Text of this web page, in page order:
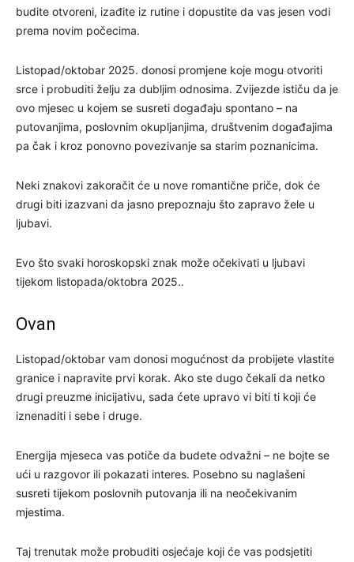
budite otvoreni, izađite iz rutine i dopustite da vas jesen vodi
prema novim počecima.
Listopad/oktobar 2025. donosi promjene koje mogu otvoriti
srce i probuditi želju za dubljim odnosima. Zvijezde ističu da je
ovo mjesec u kojem se susreti događaju spontano – na
putovanjima, poslovnim okupljanjima, društvenim događajima
pa čak i kroz ponovno povezivanje sa starim poznanicima.
Neki znakovi zakoračit će u nove romantične priče, dok će
drugi biti izazvani da jasno prepoznaju što zapravo žele u
ljubavi.
Evo što svaki horoskopski znak može očekivati u ljubavi
tijekom listopada/oktobra 2025..
Ovan
Listopad/oktobar vam donosi mogućnost da probijete vlastite
granice i napravite prvi korak. Ako ste dugo čekali da netko
drugi preuzme inicijativu, sada ćete upravo vi biti ti koji će
iznenaditi i sebe i druge.
Energija mjeseca vas potiče da budete odvažni – ne bojte se
ući u razgovor ili pokazati interes. Posebno su naglašeni
susreti tijekom poslovnih putovanja ili na neočekivanim
mjestima.
Taj trenutak može probuditi osjećaje koji će vas podsjetiti